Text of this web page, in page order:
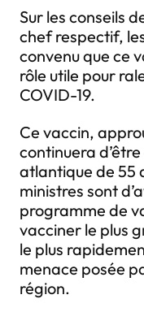
Sur les conseils
chef respectif,
convenu que ce
rôle utile pour
COVID-19.
Ce vaccin,
continuera
atlantique de 55
ministres sont
programme de
vacciner le plus
le plus
menace posée
région.